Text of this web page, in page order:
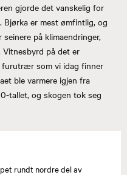
gjorde det vanskelig for
Bjørka er mest ømfintlig, og
på klimaendringer,
på det er
som vi idag finner
ble varmere igjen fra
tallet, og skogen tok seg
rundt nordre del av